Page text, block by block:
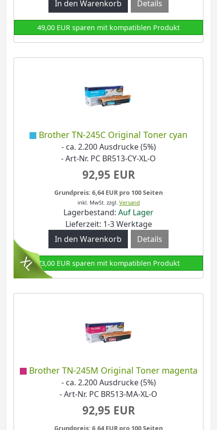
Details
49,00 EUR sparen mit kompatiblen Produkt
Brother TN-245C Original Toner cyan
- ca. 2.200 Ausdrucke (5%)
- Art-Nr. PC BR513-CY-XL-O
92,95 EUR
Grundpreis: 6,64 EUR pro 100 Seiten
inkl. MwSt. zzgl. Versand
Lagerbestand: Auf Lager
Lieferzeit: 1-3 Werktage
Details
73,00 EUR sparen mit kompatiblen Produkt
Brother TN-245M Original Toner magenta
- ca. 2.200 Ausdrucke (5%)
- Art-Nr. PC BR513-MA-XL-O
92,95 EUR
Grundpreis: 6,64 EUR pro 100 Seiten